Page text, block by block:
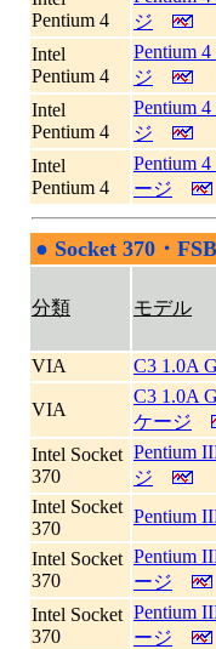
Pentium 4
ジ
Intel
Pentium 4
Pentium
ジ
Intel
Pentium 4
Pentium
ジ
Intel
Pentium 4
Pentium
ージ
● Socket 370・
分類 モデル
VIA C3 1.0A
VIA
C3 1.0A
ケージ
Intel Socket
370
Pentium
ジ
Intel Socket
370
Pentium
Intel Socket
370
Pentium
ージ
Intel Socket
370
Pentium
ージ